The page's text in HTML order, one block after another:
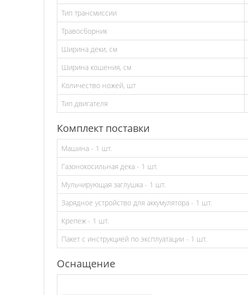
Тип трансмиссии
Травосборник
Ширина деки, см
Ширина кошения, см
Количество ножей, шт
Тип двигателя
Комплект поставки
Машина - 1 шт.
Газонокосильная дека - 1 шт.
Мульчирующая заглушка - 1 шт.
Зарядное устройство для аккумулятора - 1 шт.
Крепеж - 1 шт.
Пакет с инструкцией по эксплуатации - 1 шт.
Оснащение